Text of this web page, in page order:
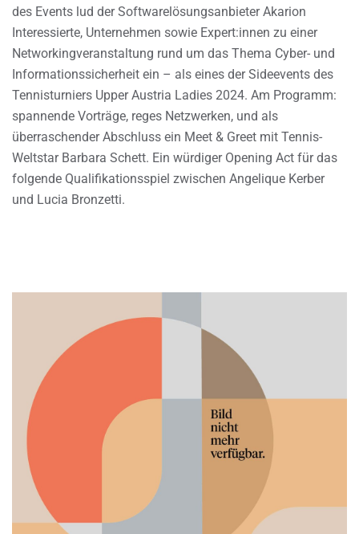
des Events lud der Softwarelösungsanbieter Akarion
Interessierte, Unternehmen sowie Expert:innen zu einer
Networkingveranstaltung rund um das Thema Cyber- und
Informationssicherheit ein – als eines der Sideevents des
Tennisturniers Upper Austria Ladies 2024. Am Programm:
spannende Vorträge, reges Netzwerken, und als
überraschender Abschluss ein Meet & Greet mit Tennis-
Weltstar Barbara Schett. Ein würdiger Opening Act für das
folgende Qualifikationsspiel zwischen Angelique Kerber
und Lucia Bronzetti.